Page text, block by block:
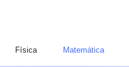
Física Matemática